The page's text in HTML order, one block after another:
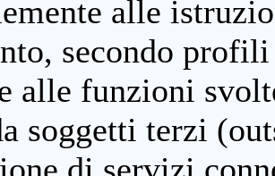
alle
secondo
alle funzioni
soggetti terzi
di servizi